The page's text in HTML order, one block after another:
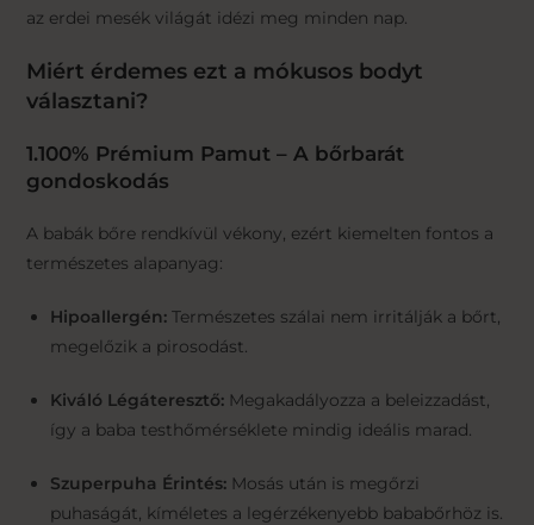
az erdei mesék világát idézi meg minden nap.
Miért érdemes ezt a mókusos bodyt
választani?
1.100% Prémium Pamut – A bőrbarát
gondoskodás
A babák bőre rendkívül vékony, ezért kiemelten fontos a
természetes alapanyag:
Hipoallergén: Természetes szálai nem irritálják a bőrt,
megelőzik a pirosodást.
Kiváló Légáteresztő: Megakadályozza a beleizzadást,
így a baba testhőmérséklete mindig ideális marad.
Szuperpuha Érintés: Mosás után is megőrzi
puhaságát, kíméletes a legérzékenyebb bababőrhöz is.